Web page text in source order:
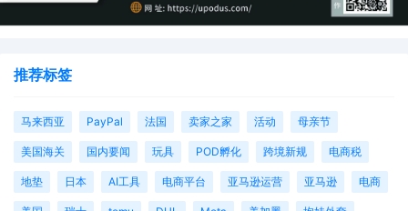
推荐标签
马来西亚 PayPal 法国 卖家之家 活动 母亲节
美国海关 国内要闻 玩具 POD孵化 跨境新规 电商税
地垫 日本 AI工具 电商平台 亚马逊运营 亚马逊 电商